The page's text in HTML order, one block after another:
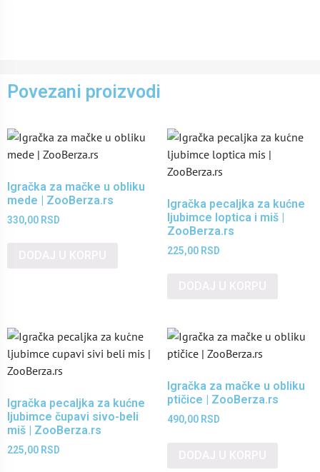
Povezani proizvodi
Igračka za mačke u obliku
mede | ZooBerza.rs
330,00 RSD
Igračka pecaljka za kućne
ljubimce loptica i miš |
ZooBerza.rs
225,00 RSD
Igračka pecaljka za kućne
ljubimce čupavi sivo-beli
miš | ZooBerza.rs
225,00 RSD
Igračka za mačke u obliku
ptičice | ZooBerza.rs
490,00 RSD